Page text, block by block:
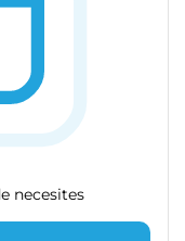
necesites